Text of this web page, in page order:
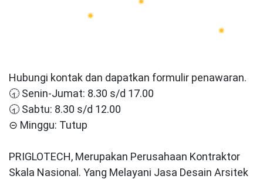
Hubungi kontak dan dapatkan formulir penawaran.
🕣 Senin-Jumat: 8.30 s/d 17.00
🕣 Sabtu: 8.30 s/d 12.00
⊝ Minggu: Tutup
PRIGLOTECH, Merupakan Perusahaan Kontraktor
Skala Nasional. Yang Melayani Jasa Desain Arsitek